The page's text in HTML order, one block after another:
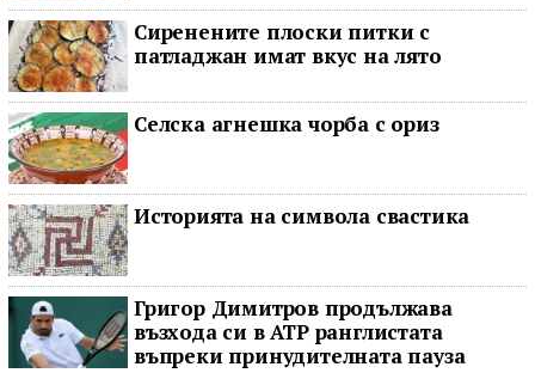
Сиренените плоски питки с
патладжан имат вкус на лято
Селска агнешка чорба с ориз
Историята на символа свастика
Григор Димитров продължава
възхода си в ATP ранглистата
въпреки принудителната пауза